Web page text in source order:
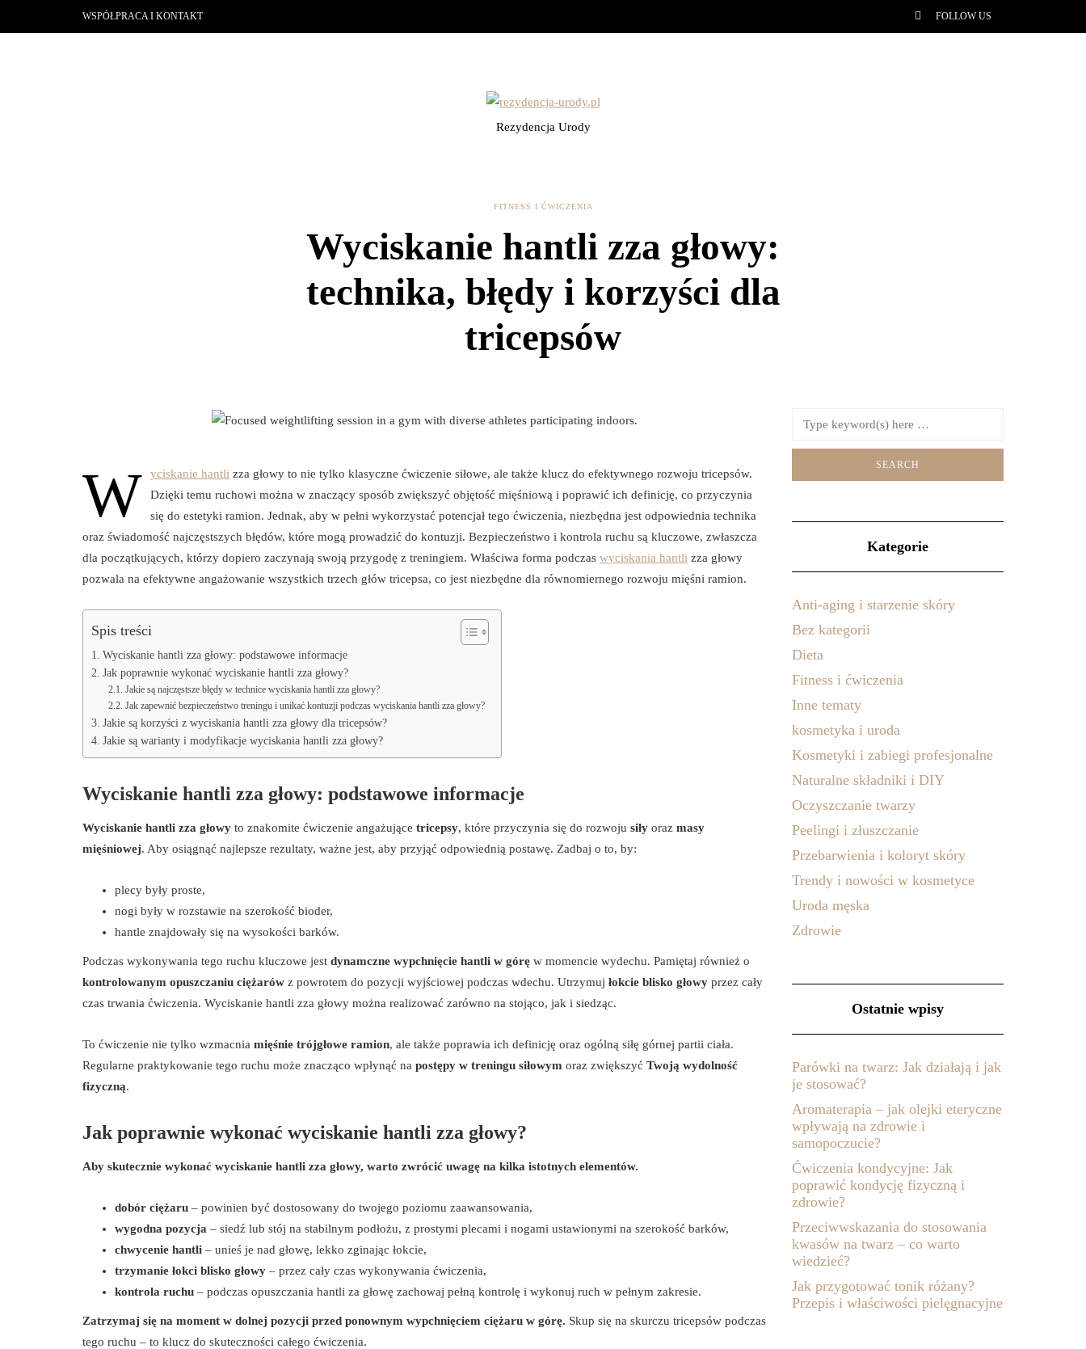
WSPÓŁPRACA I KONTAKT FOLLOW US
Rezydencja Urody
FITNESS I ĆWICZENIA
Wyciskanie hantli zza głowy:
technika, błędy i korzyści dla
tricepsów
W yciskanie hantli zza głowy to nie tylko klasyczne ćwiczenie siłowe, ale także klucz do efektywnego rozwoju tricepsów.
Dzięki temu ruchowi można w znaczący sposób zwiększyć objętość mięśniową i poprawić ich definicję, co przyczynia
się do estetyki ramion. Jednak, aby w pełni wykorzystać potencjał tego ćwiczenia, niezbędna jest odpowiednia technika
oraz świadomość najczęstszych błędów, które mogą prowadzić do kontuzji. Bezpieczeństwo i kontrola ruchu są kluczowe, zwłaszcza
dla początkujących, którzy dopiero zaczynają swoją przygodę z treningiem. Właściwa forma podczas wyciskania hantli zza głowy
pozwala na efektywne angażowanie wszystkich trzech głów tricepsa, co jest niezbędne dla równomiernego rozwoju mięśni ramion.
Spis treści
Wyciskanie hantli zza głowy: podstawowe informacje
Jak poprawnie wykonać wyciskanie hantli zza głowy?
Jakie są najczęstsze błędy w technice wyciskania hantli zza głowy?
Jak zapewnić bezpieczeństwo treningu i unikać kontuzji podczas wyciskania hantli zza głowy?
Jakie są korzyści z wyciskania hantli zza głowy dla tricepsów?
Jakie są warianty i modyfikacje wyciskania hantli zza głowy?
Wyciskanie hantli zza głowy: podstawowe informacje
Wyciskanie hantli zza głowy to znakomite ćwiczenie angażujące tricepsy, które przyczynia się do rozwoju siły oraz masy
mięśniowej. Aby osiągnąć najlepsze rezultaty, ważne jest, aby przyjąć odpowiednią postawę. Zadbaj o to, by:
plecy były proste,
nogi były w rozstawie na szerokość bioder,
hantle znajdowały się na wysokości barków.
Podczas wykonywania tego ruchu kluczowe jest dynamczne wypchnięcie hantli w górę w momencie wydechu. Pamiętaj również o
kontrolowanym opuszczaniu ciężarów z powrotem do pozycji wyjściowej podczas wdechu. Utrzymuj łokcie blisko głowy przez cały
czas trwania ćwiczenia. Wyciskanie hantli zza głowy można realizować zarówno na stojąco, jak i siedząc.
To ćwiczenie nie tylko wzmacnia mięśnie trójgłowe ramion, ale także poprawia ich definicję oraz ogólną siłę górnej partii ciała.
Regularne praktykowanie tego ruchu może znacząco wpłynąć na postępy w treningu siłowym oraz zwiększyć Twoją wydolność
fizyczną.
Jak poprawnie wykonać wyciskanie hantli zza głowy?
Aby skutecznie wykonać wyciskanie hantli zza głowy, warto zwrócić uwagę na kilka istotnych elementów.
dobór ciężaru – powinien być dostosowany do twojego poziomu zaawansowania,
wygodna pozycja – siedź lub stój na stabilnym podłożu, z prostymi plecami i nogami ustawionymi na szerokość barków,
chwycenie hantli – unieś je nad głowę, lekko zginając łokcie,
trzymanie łokci blisko głowy – przez cały czas wykonywania ćwiczenia,
kontrola ruchu – podczas opuszczania hantli za głowę zachowaj pełną kontrolę i wykonuj ruch w pełnym zakresie.
Zatrzymaj się na moment w dolnej pozycji przed ponownym wypchnięciem ciężaru w górę. Skup się na skurczu tricepsów podczas
tego ruchu – to klucz do skuteczności całego ćwiczenia.
Kategorie
Anti-aging i starzenie skóry
Bez kategorii
Dieta
Fitness i ćwiczenia
Inne tematy
kosmetyka i uroda
Kosmetyki i zabiegi profesjonalne
Naturalne składniki i DIY
Oczyszczanie twarzy
Peelingi i złuszczanie
Przebarwienia i koloryt skóry
Trendy i nowości w kosmetyce
Uroda męska
Zdrowie
Ostatnie wpisy
Parówki na twarz: Jak działają i jak
je stosować?
Aromaterapia – jak olejki eteryczne
wpływają na zdrowie i
samopoczucie?
Ćwiczenia kondycyjne: Jak
poprawić kondycję fizyczną i
zdrowie?
Przeciwwskazania do stosowania
kwasów na twarz – co warto
wiedzieć?
Jak przygotować tonik różany?
Przepis i właściwości pielęgnacyjne